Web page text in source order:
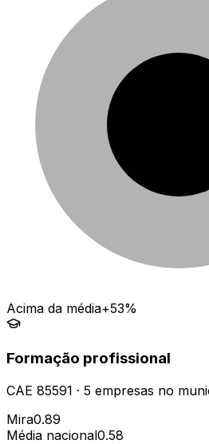
Acima da média+53%
Formação profissional
CAE 85591 · 5 empresas no
Mira0.89
Média nacional0.58